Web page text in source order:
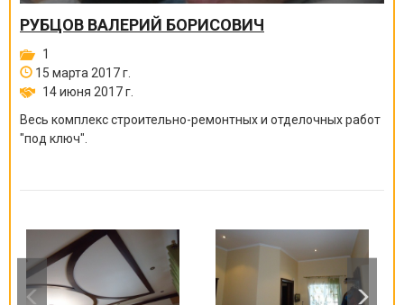
РУБЦОВ ВАЛЕРИЙ БОРИСОВИЧ
1
15 марта 2017 г.
14 июня 2017 г.
Весь комплекс строительно-ремонтных и отделочных работ
"под ключ".